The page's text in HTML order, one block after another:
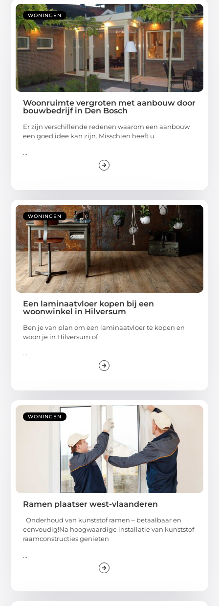
WONINGEN
Woonruimte vergroten met aanbouw door
bouwbedrijf in Den Bosch
Er zijn verschillende redenen waarom een aanbouw
een goed idee kan zijn. Misschien heeft u
...
WONINGEN
Een laminaatvloer kopen bij een
woonwinkel in Hilversum
Ben je van plan om een laminaatvloer te kopen en
woon je in Hilversum of
...
WONINGEN
Ramen plaatser west-vlaanderen
Onderhoud van kunststof ramen – betaalbaar en
eenvoudig!Na hoogwaardige installatie van kunststof
raamconstructies genieten
...